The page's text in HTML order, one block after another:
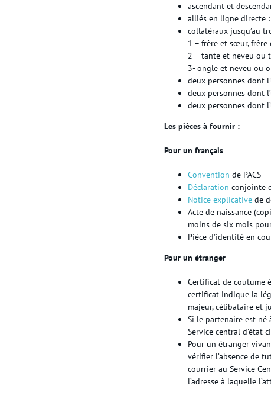
ascendant et
alliés en ligne directe
collatéraux jusqu’au
1 – frère et sœur,
2 – tante et neveu ou
3- ongle et neveu ou
deux personnes dont
deux personnes dont
deux personnes dont
Les pièces à fournir :
Pour un français
Conventionde PACS
Déclaration conjointe
Notice explicative de
Acte de naissance
moins de six mois
Pièce d’identité en
Pour un étranger
Certificat de coutume
certificat indique la
majeur, célibataire et
Si le partenaire est né
Service central d’état
Pour un étranger
vérifier l’absence de
courrier au Service
l’adresse à laquelle